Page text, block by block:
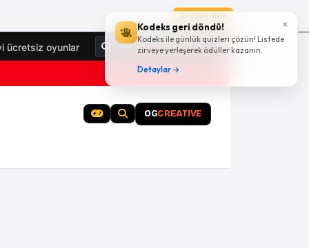
×
Kodeks geri döndü!
Kodeks ile günlük quizleri çözün! Listede
zirveye yerleşerek ödüller kazanın.
Detaylar →
ücretsiz oyunlar Giriş Yap
OGCREATIVE